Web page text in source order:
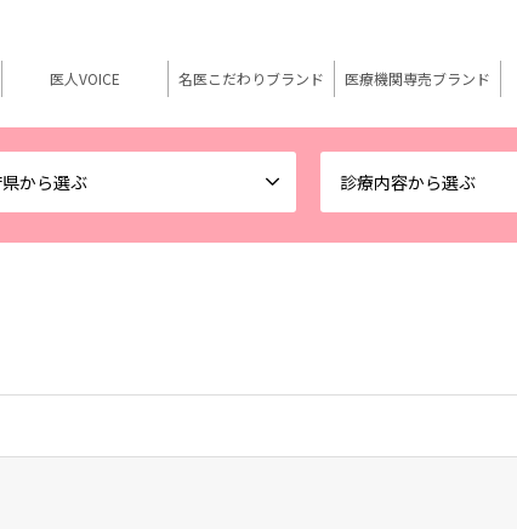
から選ぶ 診療内容から選ぶ
医人VOICE 名医こだわりブランド 医療機関専売ブランド